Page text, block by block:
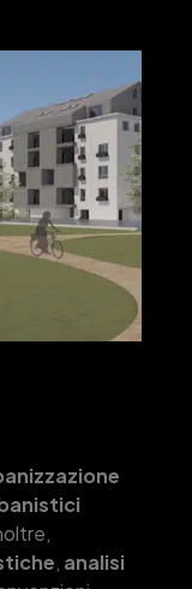
, analisi